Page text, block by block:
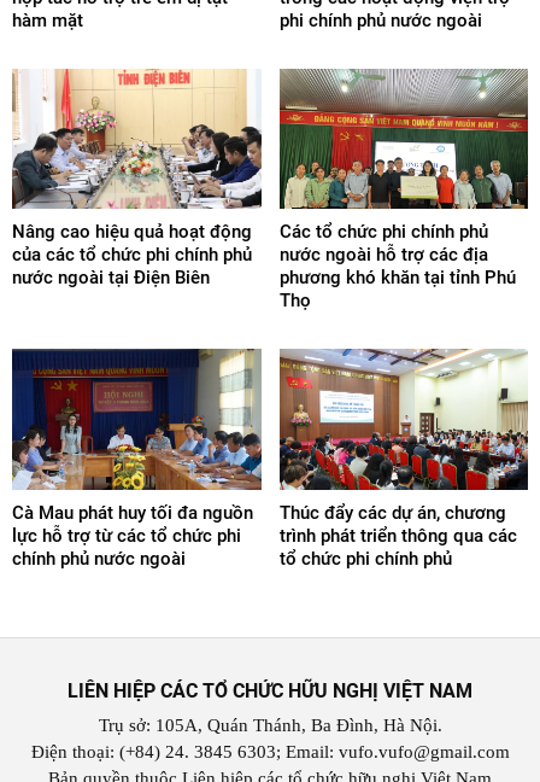
hàm mặt
phi chính phủ nước ngoài
Nâng cao hiệu quả hoạt động
của các tổ chức phi chính phủ
nước ngoài tại Điện Biên
Các tổ chức phi chính phủ
nước ngoài hỗ trợ các địa
phương khó khăn tại tỉnh Phú
Thọ
Cà Mau phát huy tối đa nguồn
lực hỗ trợ từ các tổ chức phi
chính phủ nước ngoài
Thúc đẩy các dự án, chương
trình phát triển thông qua các
tổ chức phi chính phủ
LIÊN HIỆP CÁC TỔ CHỨC HỮU NGHỊ VIỆT NAM
Trụ sở: 105A, Quán Thánh, Ba Đình, Hà Nội.
Điện thoại: (+84) 24. 3845 6303; Email: vufo.vufo@gmail.com
Bản quyền thuộc Liên hiệp các tổ chức hữu nghị Việt Nam